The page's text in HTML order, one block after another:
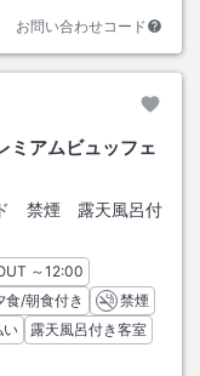
お問い合わせコード
ミアムビュッフェ
禁煙 露天風呂付
ン チェックアウト
～12:00
食/朝食付き
禁煙
い
露天風呂付き客室